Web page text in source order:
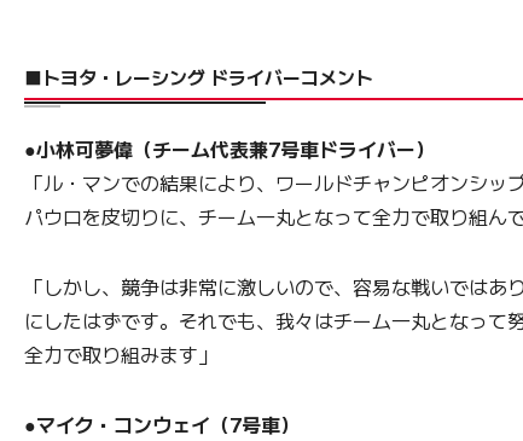
■トヨタ・レーシング ドライバーコメント
●小林可夢偉（チーム代表兼7号車ドライバー）
「ル・マンでの結果により、ワールドチャンピオンシ
パウロを皮切りに、チーム一丸となって全力で取り組ん
「しかし、競争は非常に激しいので、容易な戦いでは
にしたはずです。それでも、我々はチーム一丸となって
全力で取り組みます」
●マイク・コンウェイ（7号車）